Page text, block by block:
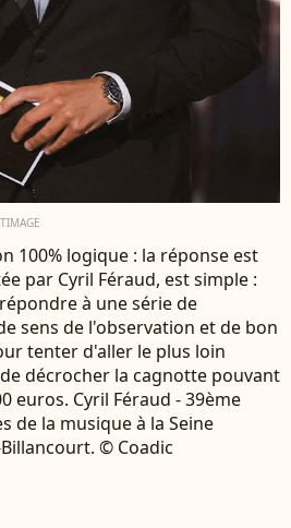
100% logique : la réponse est
par Cyril Féraud, est simple :
à une série de
sens de l'observation et de bon
tenter d'aller le plus loin
décrocher la cagnotte pouvant
euros. Cyril Féraud - 39ème
de la musique à la Seine
© Coadic